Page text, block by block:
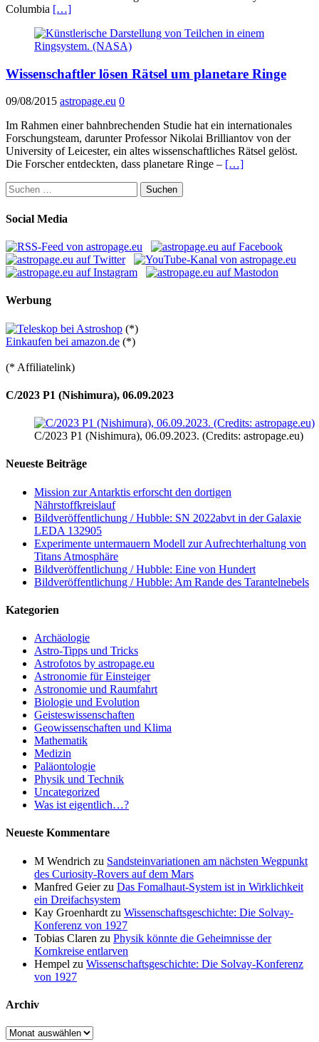
Columbia […]
Wissenschaftler lösen Rätsel um planetare Ringe
09/08/2015 astropage.eu 0
Im Rahmen einer bahnbrechenden Studie hat ein internationales
Forschungsteam, darunter Professor Nikolai Brilliantov von der
University of Leicester, ein altes wissenschaftliches Rätsel gelöst.
Die Forscher entdeckten, dass planetare Ringe – […]
Suchen
nach:
Social Media
Werbung
(*)
Einkaufen bei amazon.de (*)
(* Affiliatelink)
C/2023 P1 (Nishimura), 06.09.2023
C/2023 P1 (Nishimura), 06.09.2023. (Credits: astropage.eu)
Neueste Beiträge
Mission zur Antarktis erforscht den dortigen
Nährstoffkreislauf
Bildveröffentlichung / Hubble: SN 2022abvt in der Galaxie
LEDA 132905
Experimente untermauern Modell zur Aufrechterhaltung von
Titans Atmosphäre
Bildveröffentlichung / Hubble: Eine von Hundert
Bildveröffentlichung / Hubble: Am Rande des Tarantelnebels
Kategorien
Archäologie
Astro-Tipps und Tricks
Astrofotos by astropage.eu
Astronomie für Einsteiger
Astronomie und Raumfahrt
Biologie und Evolution
Geisteswissenschaften
Geowissenschaften und Klima
Mathematik
Medizin
Paläontologie
Physik und Technik
Uncategorized
Was ist eigentlich…?
Neueste Kommentare
M Wendrich zu Sandsteinvariationen am nächsten Wegpunkt
des Curiosity-Rovers auf dem Mars
Manfred Geierzu Das Fomalhaut-System ist in Wirklichkeit
ein Dreifachsystem
Kay Groenhardt zu Wissenschaftsgeschichte: Die Solvay-
Konferenz von 1927
Tobias Claren zu Physik könnte die Geheimnisse der
Kornkreise entlarven
Hempel zu Wissenschaftsgeschichte: Die Solvay-Konferenz
von 1927
Archiv
Archiv